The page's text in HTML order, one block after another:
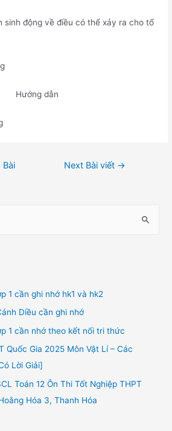
sinh động về điều có thể xảy ra cho tổ
Hướng dẫn
Bài
Next Bài viết →
1 cần ghi nhớ hk1 và hk2
Diều cần ghi nhớ
1 cần nhớ theo kết nối tri thức
Quốc Gia 2025 Môn Vật Lí – Các
Lời Giải]
Toán 12 Ôn Thi Tốt Nghiệp THPT
Hóa 3, Thanh Hóa